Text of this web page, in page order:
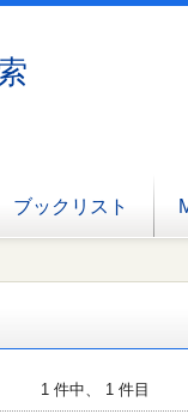
ブックリスト
1 件中、 1 件目